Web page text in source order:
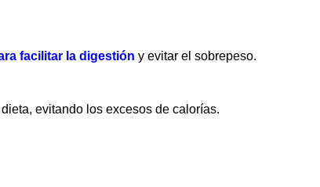
facilitar la digestión y evitar el sobrepeso.
evitando los excesos de calorías.